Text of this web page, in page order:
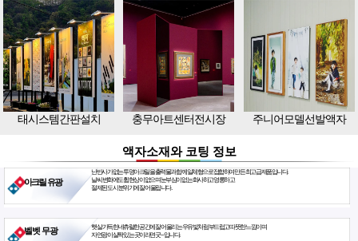
태시스템간판설치 충무아트센터전시장 주니어모델선발액자
액자소재와 코팅 정보
아크릴 유광
난반사가 없는 투명아크릴을 출력물과 함께 일체형으로 접합하여 만든 최고급 제품입니다.
날씨 변화에도 휨현상이 없으며 눈부심이 없는 화사하고 영롱하고
절제된 도시 분위기에 잘 어울립니다.
벨벳 무광
햇살 가득한 네츄럴한 공간에 잘 어울리는 우유빛처럼 부드럽고 따뜻한 느낌이며
자연광이 살짝 있는 곳이라면 굿~ 입니다.